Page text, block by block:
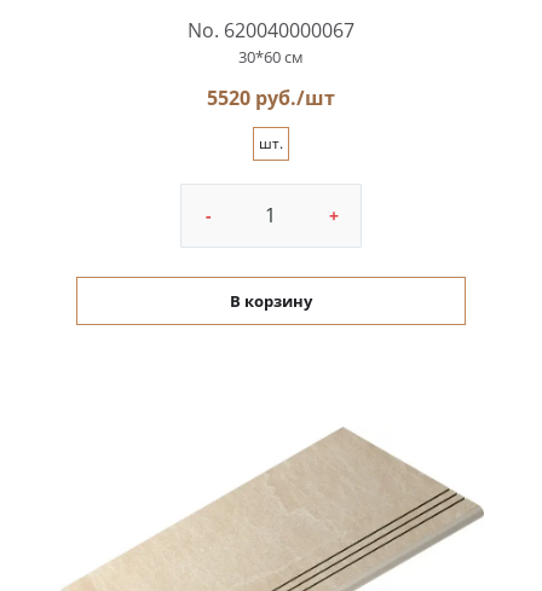
No. 620040000067
30*60 см
5520 руб./шт
шт.
- +
В корзину